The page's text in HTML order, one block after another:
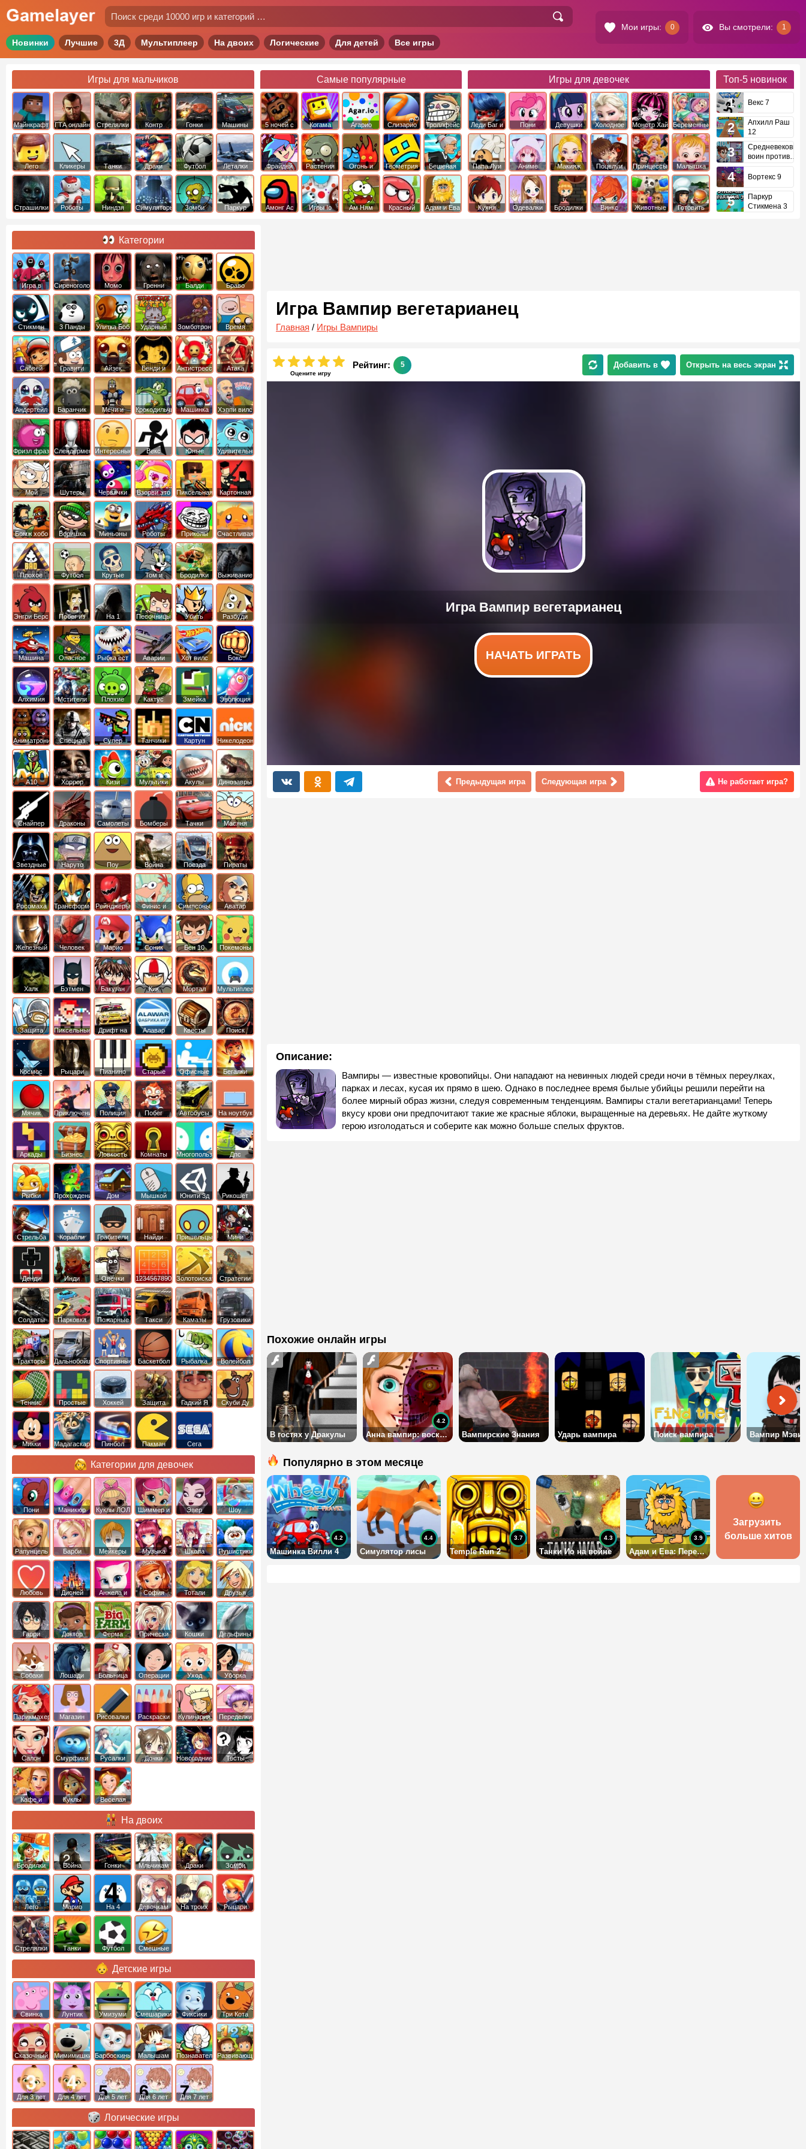
Мои игры: 0 Вы смотрели: 1
Новинки Лучшие 3Д Мультиплеер На двоих Логические Для детей Все игры
Игры для мальчиков
Майнкрафт ГТА онлайн Стрелялки
Контр
Страйк
Гонки Машины
Лего Кликеры Танки Драки Футбол Леталки
Страшилки Роботы Ниндзя Симуляторы Зомби Паркур
Самые популярные
5 ночей с
фредди
Когама Агарио Слизарио
Троллфейс
квест
Фрайдей
Найт
Фанкин
Растения
против
Зомби
Огонь и
Вода
Геометрия
Даш
Бешеная
бабка
сбежала из
психушки
Амонг Ас Игры Io Ам Ням
Красный
Адам и Ева
Игры для девочек
Леди Баг и
Супер Кот
Пони
Дружба это
Девушки
Эквестрии
Холодное
Сердце
Монстр Хай Беременные
Папа Луи Аниме Макияж Поцелуи
Принцессы
Диснея
Малышка
Хейзел
Кухня
Одевалки Бродилки Винкс Животные
Готовить
Топ-5 новинок
Векс 7
Апхилл Раш
12
Средневековый
воин против
Вортекс 9
Паркур
Стикмена 3
Игра Вампир вегетарианец
Главная / Игры Вампиры
Оцените игру
Рейтинг: 5 Добавить в Открыть на весь экран
НАЧАТЬ ИГРАТЬ
Предыдущая игра Следующая игра Не работает игра?
Описание:
Вампиры — известные кровопийцы. Они нападают на невинных людей среди ночи в тёмных переулках,
парках и лесах, кусая их прямо в шею. Однако в последнее время былые убийцы решили перейти на
более мирный образ жизни, следуя современным тенденциям. Вампиры стали вегетарианцами! Теперь
вкусу крови они предпочитают такие же красные яблоки, выращенные на деревьях. Не дайте жуткому
герою изголодаться и соберите как можно больше спелых фруктов.
Похожие онлайн игры
В гостях у Дракулы Анна вампир: воскрешение
4.2
Вампирские Знания Ударь вампира Поиск вампира
Популярно в этом месяце
Машинка Вилли 4
4.2
Симулятор лисы
4.4
Temple Run 2
3.7
Танки Ио на войне
4.3
Адам и Ева: Переправа
3.9
Загрузить
больше хитов
Категории
Игра в
Кальмара
Сиреноголовый Момо Гренни Балди
Браво
Старс
Стикмен 3 Панды Улитка Боб
Ударный
отряд котят
Зомботрон
Время
Приключений
Сабвей
Серф
Гравити
Фолз
Айзек
Бенди и
Чернильная
машина
Антистресс
Атака
Титанов
Андертейл
Баранчик
Шон
Мечи и
Сандали
Крокодильчик
Свомпи
Машинка
Вилли
Хэппи вилс
Фризл фраз Слендермен Интересные Векс
Юные
титаны
вперед
Удивительный
мир
Гамбола
Мой
шумный
дом
Шутеры Червячки Взорви это
Пиксельная
война
Картонная
башка
Бомж хобо
Воришка
боб
Миньоны
Роботы
динозавры
Приколы
Счастливая
обезьянка
Плохое
мороженое
Футбол
головами
Крутые
Том и
джерри
Бродилки
Приключения
Выживание
Энгри Берс
Побег из
тюрьмы
На 1 Песочницы
Убить
короля
Разбуди
коробку
Машина
ест
машину
Опасное
оружие
Рыбка ест
рыбку
Аварии
машин
Хот вилс Бокс
Алхимия Мстители
Плохие
свинки
Кактус
маккой
Змейка Эволюция
Аниматроники Спецназ
Супер
бойцы
Танчики
Картун
нетворк
Никелодеон
А10 Хоррор Кизи Мультики Акулы Динозавры
Снайпер Драконы Самолеты Бомберы Тачки Масяня
Звездные
войны
Наруто Поу Война Поезда
Пираты
Карибского
Моря
Росомаха ТрансформерыРейнджеры
Самураи
Финис и
Ферб
Симпсоны
Аватар
легенда об
Аанге
Железный
человек
Человек
Паук
Марио Соник Бен 10 Покемоны
Халк Бэтмен Бакуган
Кик
Бутовский
Мортал
комбат
Мультиплеер
Защита
королевства
Пиксельные
Дрифт на
машинах
Алавар Квесты
Поиск
предметов
Космос Рыцари Пианино Старые Офисные Бегалки
Мячик Приключения Полиция Побег Автобусы На ноутбук
Аркады
Бизнес
симуляторы
Ловкость Комнаты Многопользовательские
Дпс
Рыбки Прохождение Дом Мышкой Юнити 3д Рикошет
Cтрельба
из лука
Корабли Грабители
Найди
выход
Пришельцы Мини
Денди Инди
Овечки
идут домой
1234567890 ЗолотоискательСтратегии
Солдаты
Парковка
машин
Пожарные
машины
Такси Камазы Грузовики
Тракторы ДальнобойщикиСпортивные Баскетбол Рыбалка Волейбол
Теннис Простые Хоккей
Защита
башни
Гадкий Я Скуби Ду
Микки
Мадагаскар Пинбол Пакман Сега
Категории для девочек
Пони
креатор
Маникюр Куклы ЛОЛ
Шиммер и
Шайн
Эвер
Афтер Хай
Шоу
дельфинов
Рапунцель Барби Мейкеры Музыка Школа Пушистики
Любовь Дисней
Анжела и
том
София
Прекрасная
Тотали
Спайс
Друзья
ангелов
Гарри
Поттер
Доктор
Плюшева
Ферма Прически Кошки Дельфины
Собаки Лошади Больница Операции Уход Уборка
Парикмахер Магазин Рисовалки Раскраски Кулинария Переделки
Салон Смурфики Русалки Дочки Новогодние Тесты
Кафе и
Куклы
Веселая
На двоих
Бродилки Война Гонки Мльчикам Драки Зомби
Лего Марио На 4 Девочкам На троих Рыцари
Стрелялки Танки Футбол Смешные
Детские игры
Свинка
Пеппа
Лунтик Умизуми Смешарики Фиксики Три Кота
Сказочный
патруль
Мимимишки Барбоскины Малышам ПознавательныеРазвивающие
Для 3 лет Для 4 лет Для 5 лет Для 6 лет Для 7 лет
Логические игры